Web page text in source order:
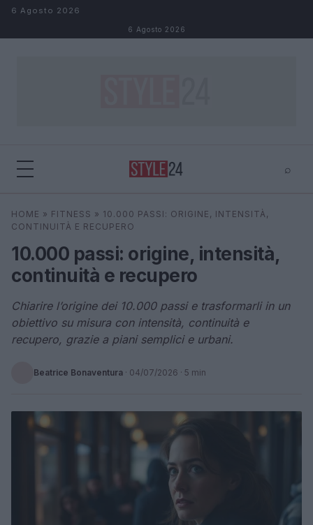
Salta al contenuto
6 Agosto 2026
6 Agosto 2026
⌕
Cerca ⌕
HOME » FITNESS » 10.000 PASSI: ORIGINE, INTENSITÀ,
CONTINUITÀ E RECUPERO
10.000 passi: origine, intensità,
continuità e recupero
Chiarire l’origine dei 10.000 passi e trasformarli in un
obiettivo su misura con intensità, continuità e
recupero, grazie a piani semplici e urbani.
Beatrice Bonaventura · 04/07/2026 · 5 min